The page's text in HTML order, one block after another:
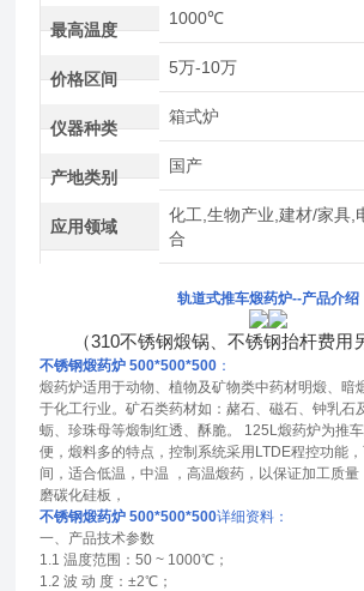
最高温度
1000℃
价格区间
5万-10万
仪器种类
箱式炉
产地类别
国产
应用领域
化工,生物产业,建材/家具,
合
轨道式推车煅药炉--产品介绍
（310不锈钢煅锅、不锈钢抬杆费用
不锈钢煅药炉 500*500*500 ：
煅药炉适用于动物、植物及矿物类中药材明煅、暗
于化工行业。矿石类药材如：赭石、磁石、钟乳石
蛎、珍珠母等煅制红透、酥脆。 125L煅药炉为推
便，煅料多的特点，控制系统采用LTDE程控功能
间，适合低温，中温 ，高温煅药，以保证加工质
磨碳化硅板，
不锈钢煅药炉 500*500*500详细资料：
一、产品技术参数
1.1 温度范围：50 ~ 1000℃；
1.2 波 动 度：±2℃；